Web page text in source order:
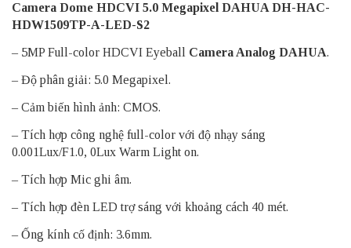
Camera Dome HDCVI 5.0 Megapixel DAHUA DH-HAC-
HDW1509TP-A-LED-S2
– 5MP Full-color HDCVI Eyeball Camera Analog DAHUA.
– Độ phân giải: 5.0 Megapixel.
– Cảm biến hình ảnh: CMOS.
– Tích hợp công nghệ full-color với độ nhạy sáng
0.001Lux/F1.0, 0Lux Warm Light on.
– Tích hợp Mic ghi âm.
– Tích hợp đèn LED trợ sáng với khoảng cách 40 mét.
– Ống kính cố định: 3.6mm.